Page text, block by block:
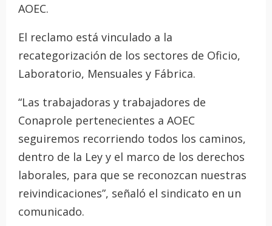
AOEC.
El reclamo está vinculado a la
recategorización de los sectores de Oficio,
Laboratorio, Mensuales y Fábrica.
“Las trabajadoras y trabajadores de
Conaprole pertenecientes a AOEC
seguiremos recorriendo todos los caminos,
dentro de la Ley y el marco de los derechos
laborales, para que se reconozcan nuestras
reivindicaciones”, señaló el sindicato en un
comunicado.